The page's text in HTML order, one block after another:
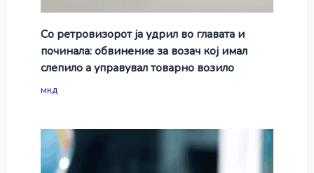
Со ретровизорот ја удрил во главата и
починала: обвинение за возач кој имал
слепило а управувал товарно возило
мкд